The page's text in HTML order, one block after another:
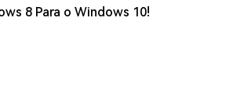
8 Para o Windows 10!